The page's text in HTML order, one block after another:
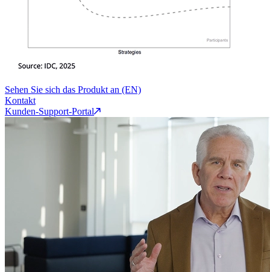
Sehen Sie sich das Produkt an (EN)
Kontakt
Kunden-Support-Portal